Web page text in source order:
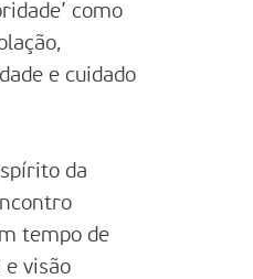
como
e cuidado
da
tempo de
e visão